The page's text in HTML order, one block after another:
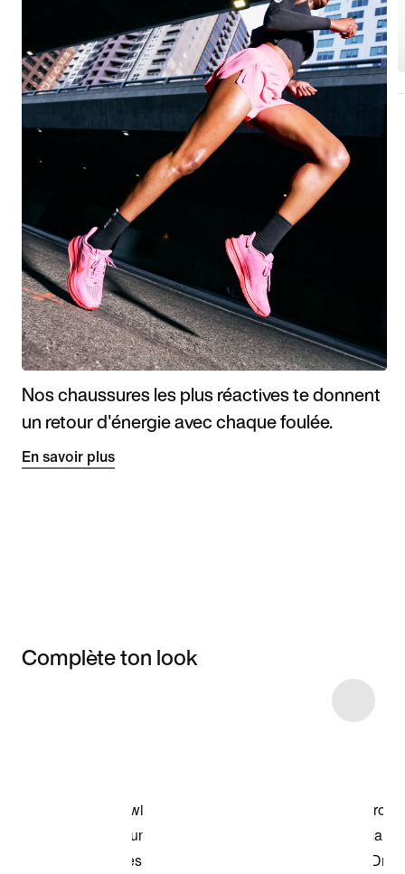
Nos chaussures les plus réactives te donnent
un retour d'énergie avec chaque foulée.
En savoir plus
Complète ton look